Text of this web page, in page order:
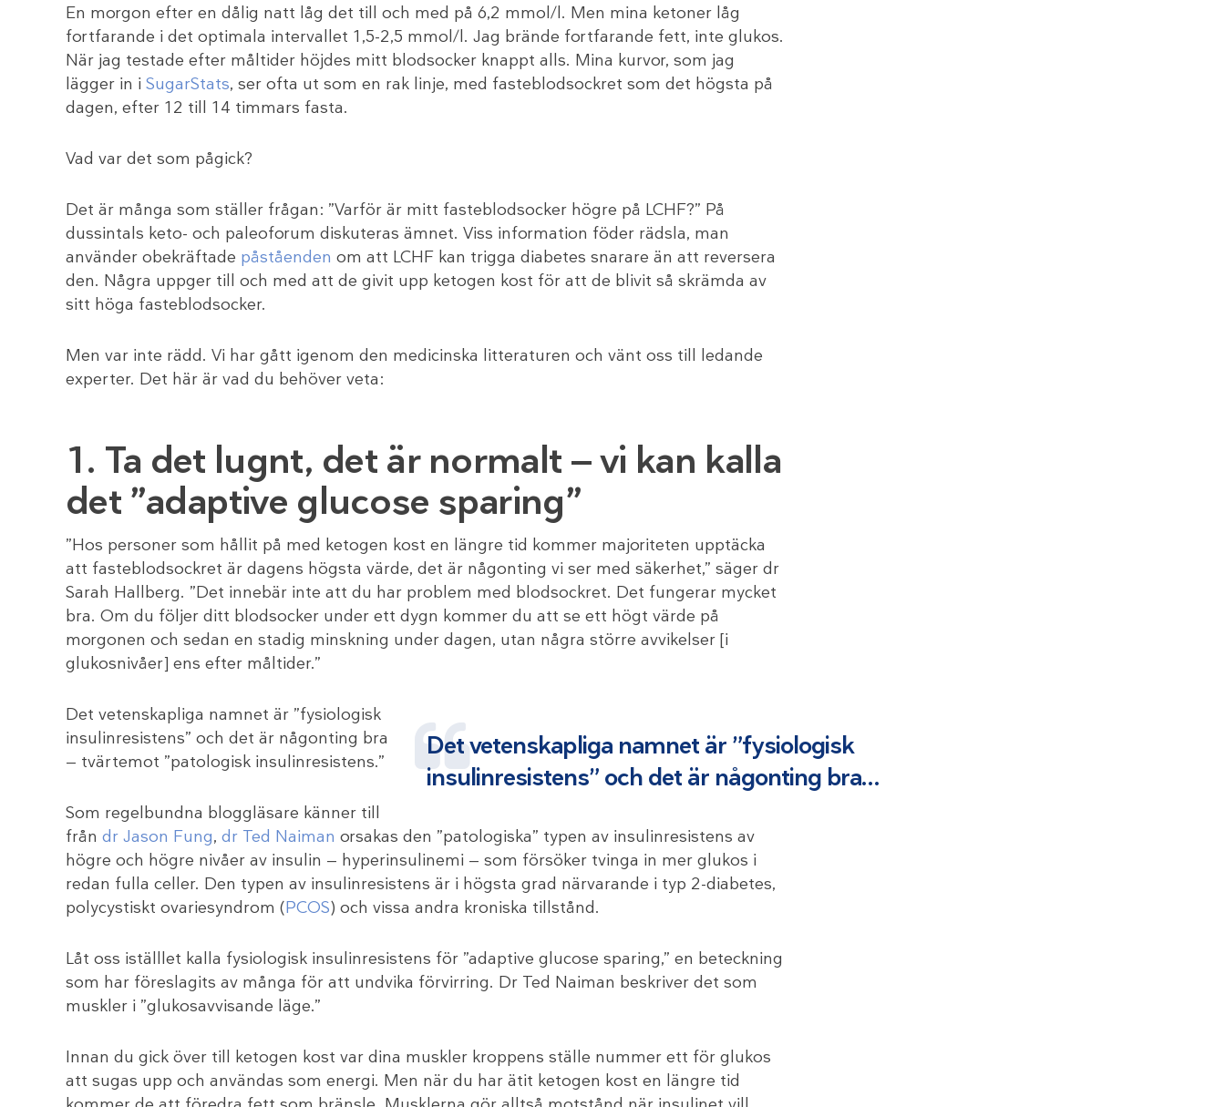
En morgon efter en dålig natt låg det till och med på 6,2 mmol/l. Men mina ketoner låg
fortfarande i det optimala intervallet 1,5-2,5 mmol/l. Jag brände fortfarande fett, inte glukos.
När jag testade efter måltider höjdes mitt blodsocker knappt alls. Mina kurvor, som jag
lägger in i SugarStats, ser ofta ut som en rak linje, med fasteblodsockret som det högsta på
dagen, efter 12 till 14 timmars fasta.
Vad var det som pågick?
Det är många som ställer frågan: ”Varför är mitt fasteblodsocker högre på LCHF?” På
dussintals keto- och paleoforum diskuteras ämnet. Viss information föder rädsla, man
använder obekräftade påståenden om att LCHF kan trigga diabetes snarare än att reversera
den. Några uppger till och med att de givit upp ketogen kost för att de blivit så skrämda av
sitt höga fasteblodsocker.
Men var inte rädd. Vi har gått igenom den medicinska litteraturen och vänt oss till ledande
experter. Det här är vad du behöver veta:
1. Ta det lugnt, det är normalt — vi kan kalla
det ”adaptive glucose sparing”
”Hos personer som hållit på med ketogen kost en längre tid kommer majoriteten upptäcka
att fasteblodsockret är dagens högsta värde, det är någonting vi ser med säkerhet,” säger dr
Sarah Hallberg. ”Det innebär inte att du har problem med blodsockret. Det fungerar mycket
bra. Om du följer ditt blodsocker under ett dygn kommer du att se ett högt värde på
morgonen och sedan en stadig minskning under dagen, utan några större avvikelser [i
glukosnivåer] ens efter måltider.”
Det vetenskapliga namnet är ”fysiologisk
insulinresistens” och det är någonting bra…
Det vetenskapliga namnet är ”fysiologisk
insulinresistens” och det är någonting bra
— tvärtemot ”patologisk insulinresistens.”
Som regelbundna bloggläsare känner till
från dr Jason Fung, dr Ted Naiman orsakas den ”patologiska” typen av insulinresistens av
högre och högre nivåer av insulin — hyperinsulinemi — som försöker tvinga in mer glukos i
redan fulla celler. Den typen av insulinresistens är i högsta grad närvarande i typ 2-diabetes,
polycystiskt ovariesyndrom (PCOS) och vissa andra kroniska tillstånd.
Låt oss iställlet kalla fysiologisk insulinresistens för ”adaptive glucose sparing,” en beteckning
som har föreslagits av många för att undvika förvirring. Dr Ted Naiman beskriver det som
muskler i ”glukosavvisande läge.”
Innan du gick över till ketogen kost var dina muskler kroppens ställe nummer ett för glukos
att sugas upp och användas som energi. Men när du har ätit ketogen kost en längre tid